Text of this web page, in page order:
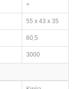
+
55 x 43 x 35
60,5
3000